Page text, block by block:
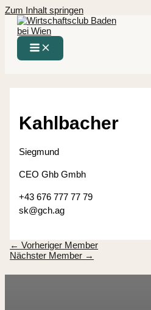
Zum Inhalt springen
Kahlbacher
Siegmund
CEO Ghb Gmbh
+43 676 777 77 79
sk@gch.ag
← Vorheriger Member
Nächster Member →